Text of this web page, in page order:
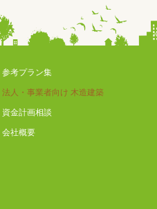
参考プラン集
法人・事業者向け 木造建築
資金計画相談
会社概要